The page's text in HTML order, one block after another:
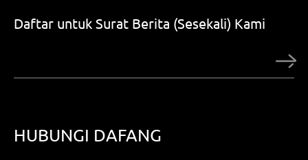
Daftar untuk Surat Berita (Sesekali) Kami
HUBUNGI DAFANG